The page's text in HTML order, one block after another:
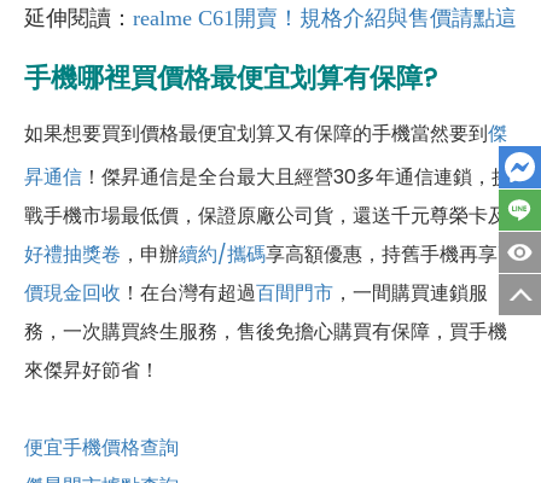
延伸閱讀： realme C61開賣！規格介紹與售價請點這
手機哪裡買價格最便宜划算有保障?
如果想要買到價格最便宜划算又有保障的手機當然要到傑
昇通信 ！傑昇通信是全台最大且經營30多年通信連鎖，挑
戰手機市場最低價，保證原廠公司貨，還送千元尊榮卡及
好禮抽獎卷 ，申辦續約/攜碼享高額優惠，持舊手機再享高
價現金回收 ！ 在台灣有超過百間門市 ，一間購買連鎖服
務，一次購買終生服務，售後免擔心購買有保障，買手機
來傑昇好節省！
便宜手機價格查詢